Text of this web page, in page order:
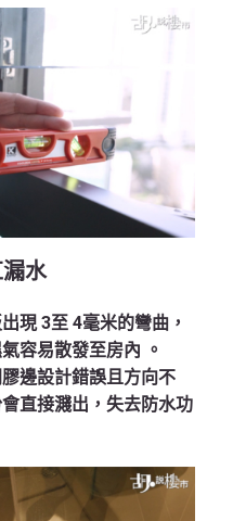
水
現 3至 4毫米的彎曲，
容易散發至房內 。
膠邊設計錯誤且方向不
直接濺出，失去防水功